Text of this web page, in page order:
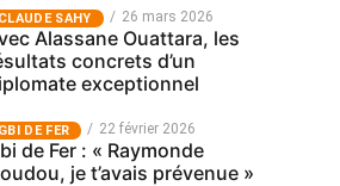
CLAUDE SAHY 26 mars 2026
Alassane Ouattara, les
concrets d’un
exceptionnel
GBI DE FER 22 février 2026
de Fer : « Raymonde
je t’avais prévenue »